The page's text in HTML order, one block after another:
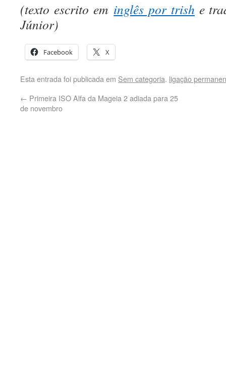
(texto escrito em inglês por trish e
Júnior)
Facebook X
Esta entrada foi publicada em Sem categoria. ligação
← Primeira ISO Alfa da Mageia 2 adiada para 25
de novembro